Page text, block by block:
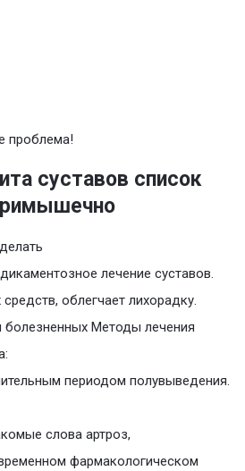
проблема!
суставов список
лечение суставов.
облегчает лихорадку.
болезненных Методы лечения
периодом полувыведения.
слова артроз,
фармакологическом